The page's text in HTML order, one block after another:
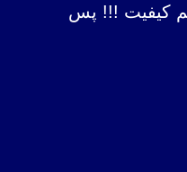
کیفیت !!! پس